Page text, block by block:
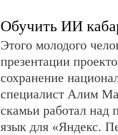
Обучить ИИ
Этого молодого
презентации
сохранение
специалист Алим
скамьи работал над
язык для «Яндекс.